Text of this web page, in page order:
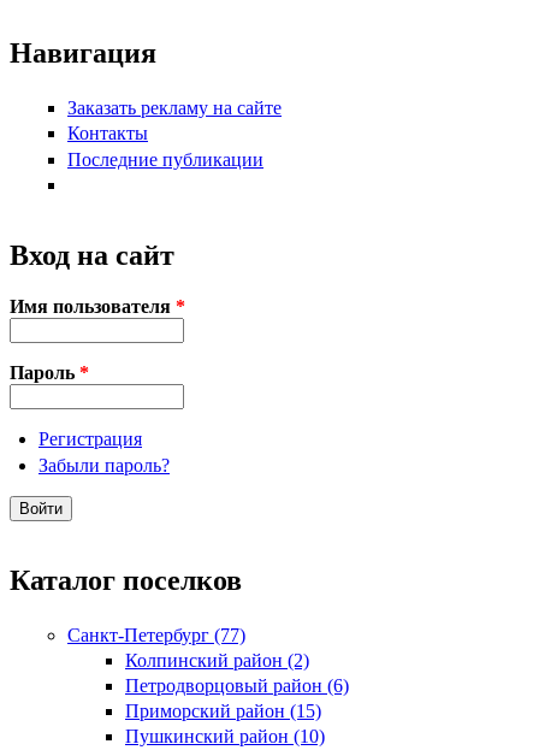
Навигация
Заказать рекламу на сайте
Контакты
Последние публикации
Вход на сайт
Имя пользователя *
Пароль *
Регистрация
Забыли пароль?
Каталог поселков
Санкт-Петербург (77)
Колпинский район (2)
Петродворцовый район (6)
Приморский район (15)
Пушкинский район (10)